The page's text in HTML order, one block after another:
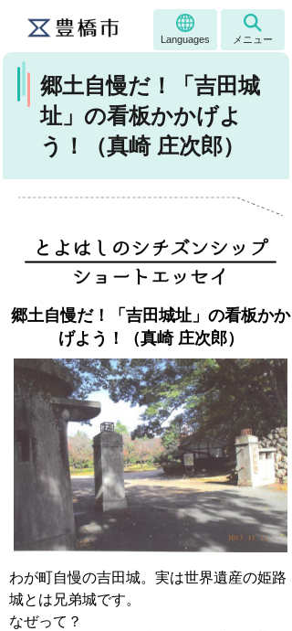
Languages メニュー
郷土自慢だ！「吉田城
址」の看板かかげよ
う！（真崎 庄次郎）
郷土自慢だ！「吉田城址」の看板かか
げよう！（真崎 庄次郎）
わが町自慢の吉田城。実は世界遺産の姫路
城とは兄弟城です。
なぜって？